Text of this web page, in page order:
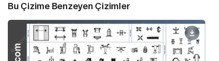
Bu Çizime Benzeyen Çizimler